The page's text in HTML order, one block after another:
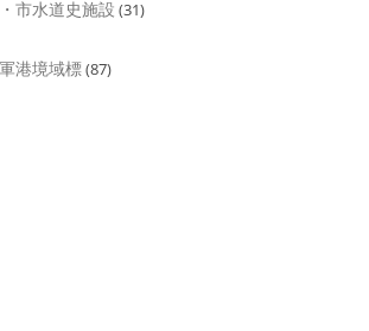
市水道史施設 (31)
港境域標(87)